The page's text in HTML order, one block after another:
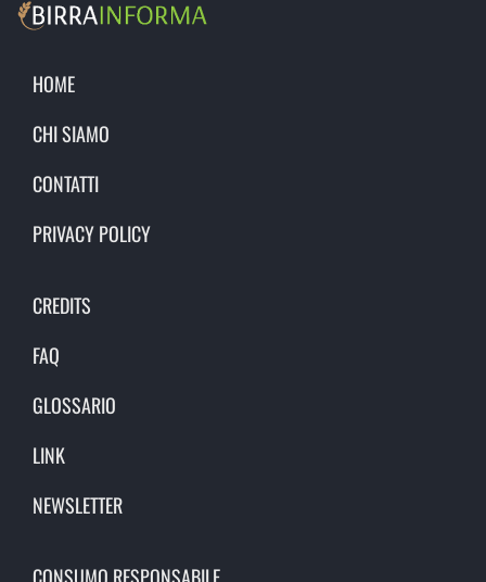
HOME
CHI SIAMO
CONTATTI
PRIVACY POLICY
CREDITS
FAQ
GLOSSARIO
LINK
NEWSLETTER